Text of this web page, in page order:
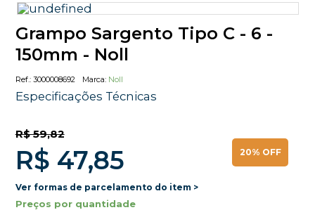
Grampo Sargento Tipo C - 6 -
150mm - Noll
3000008692 Noll
Especificações Técnicas
20% OFF
R$ 59,82
R$ 47,85
Ver formas de parcelamento do item >
Preços por quantidade